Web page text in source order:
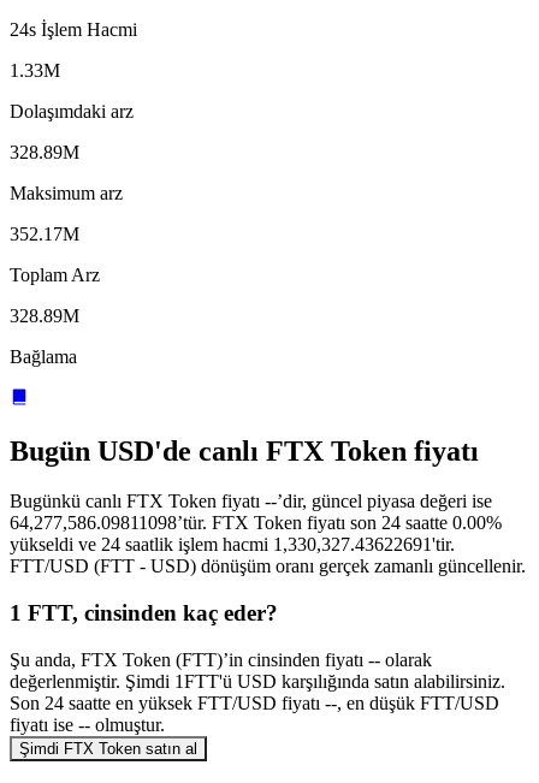
24s İşlem Hacmi
1.33M
Dolaşımdaki arz
328.89M
Maksimum arz
352.17M
Toplam Arz
328.89M
Bağlama
Bugün USD'de canlı FTX Token fiyatı
Bugünkü canlı FTX Token fiyatı --’dir, güncel piyasa değeri ise
64,277,586.09811098’tür. FTX Token fiyatı son 24 saatte 0.00%
yükseldi ve 24 saatlik işlem hacmi 1,330,327.43622691'tir.
FTT/USD (FTT - USD) dönüşüm oranı gerçek zamanlı güncellenir.
1 FTT, cinsinden kaç eder?
Şu anda, FTX Token (FTT)’in cinsinden fiyatı -- olarak
değerlenmiştir. Şimdi 1FTT'ü USD karşılığında satın alabilirsiniz.
Son 24 saatte en yüksek FTT/USD fiyatı --, en düşük FTT/USD
fiyatı ise -- olmuştur.
Şimdi FTX Token satın al